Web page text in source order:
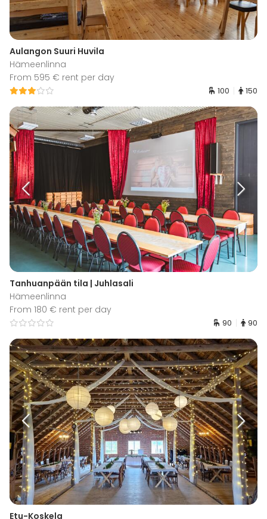
Aulangon Suuri Huvila
Hämeenlinna
From 595 € rent per day
100 150
Tanhuanpään tila | Juhlasali
Hämeenlinna
From 180 € rent per day
90 90
Etu-Koskela